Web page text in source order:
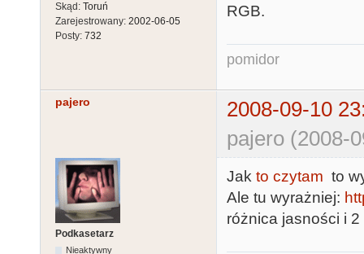
Skąd: Toruń
Zarejestrowany: 2002-06-05
Posty: 732
RGB.
pomidor
pajero
2008-09-10
pajero (2008-
Podkasetarz
Nieaktywny
Jak to czytam to
Ale tu wyrażniej:
różnica jasności i 2